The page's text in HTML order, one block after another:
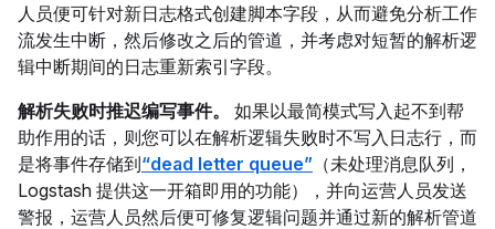
人员便可针对新日志格式创建脚本字段，从而避免分析工作
流发生中断，然后修改之后的管道，并考虑对短暂的解析逻
辑中断期间的日志重新索引字段。
解析失败时推迟编写事件。
如果以最简模式写入起不到帮
助作用的话，则您可以在解析逻辑失败时不写入日志行，而
是将事件存储到“dead letter queue” （未处理消息队列，
Logstash 提供这一开箱即用的功能），并向运营人员发送
警报，运营人员然后便可修复逻辑问题并通过新的解析管道